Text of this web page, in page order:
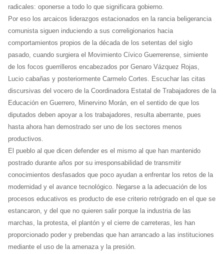
radicales: oponerse a todo lo que significara gobierno.
Por eso los arcaicos liderazgos estacionados en la rancia beligerancia
comunista siguen induciendo a sus correligionarios hacia
comportamientos propios de la década de los setentas del siglo
pasado, cuando surgiera el Movimiento Cívico Guerrerense, simiente
de los focos guerrilleros encabezados por Genaro Vázquez Rojas,
Lucio cabañas y posteriormente Carmelo Cortes. Escuchar las citas
discursivas del vocero de la Coordinadora Estatal de Trabajadores de la
Educación en Guerrero, Minervino Morán, en el sentido de que los
diputados deben apoyar a los trabajadores, resulta aberrante, pues
hasta ahora han demostrado ser uno de los sectores menos
productivos.
El pueblo al que dicen defender es el mismo al que han mantenido
postrado durante años por su irresponsabilidad de transmitir
conocimientos desfasados que poco ayudan a enfrentar los retos de la
modernidad y el avance tecnológico. Negarse a la adecuación de los
procesos educativos es producto de ese criterio retrógrado en el que se
estancaron, y del que no quieren salir porque la industria de las
marchas, la protesta, el plantón y el cierre de carreteras, les han
proporcionado poder y prebendas que han arrancado a las instituciones
mediante el uso de la amenaza y la presión.